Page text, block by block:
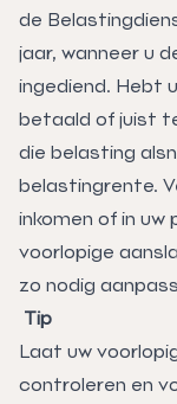
de
jaar, wanneer u
ingediend. Hebt
betaald of juist
die belasting
belastingrente.
inkomen of in
voorlopige
zo nodig
Tip
Laat uw
controleren en